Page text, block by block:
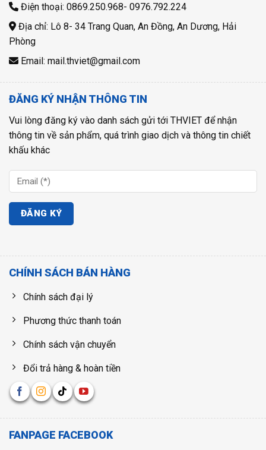
Điện thoại: 0869.250.968- 0976.792.224
Địa chỉ: Lô 8- 34 Trang Quan, An Đồng, An Dương, Hải
Phòng
Email: mail.thviet@gmail.com
CHÍNH SÁCH BÁN HÀNG
Chính sách đại lý
Phương thức thanh toán
Chính sách vận chuyển
Đổi trả hàng & hoàn tiền
ĐĂNG KÝ NHẬN THÔNG TIN
Vui lòng đăng ký vào danh sách gửi tới THVIET để nhận
thông tin về sản phẩm, quá trình giao dịch và thông tin chiết
khấu khác
FANPAGE FACEBOOK